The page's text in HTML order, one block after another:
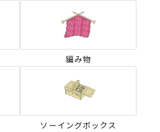
編み物
ソーイングボックス